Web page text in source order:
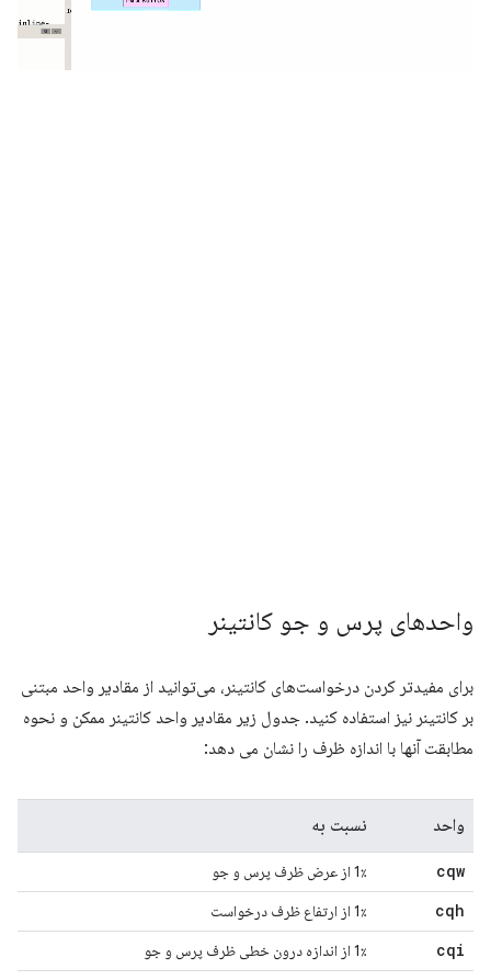
واحدهای پرس و جو کانتینر
برای مفیدتر کردن درخواست‌های کانتینر، می‌توانید از مقادیر واحد مبتنی
بر کانتینر نیز استفاده کنید. جدول زیر مقادیر واحد کانتینر ممکن و نحوه
مطابقت آنها با اندازه ظرف را نشان می دهد:
واحد نسبت به
cqw 1٪ از عرض ظرف پرس و جو
cqh 1٪ از ارتفاع ظرف درخواست
cqi 1٪ از اندازه درون خطی ظرف پرس و جو